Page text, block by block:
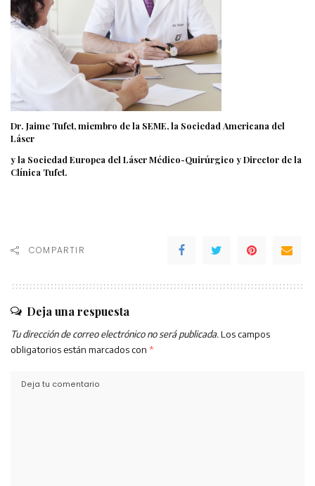
Dr. Jaime Tufet, miembro de la SEME, la Sociedad Americana del
Láser
y la Sociedad Europea del Láser Médico-Quirúrgico y Director de la
Clínica Tufet.
COMPARTIR
Deja una respuesta
Tu dirección de correo electrónico no será publicada. Los campos
obligatorios están marcados con *